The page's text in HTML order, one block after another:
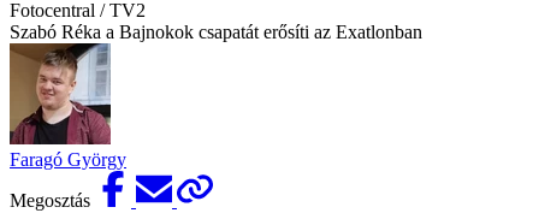
Fotocentral / TV2
Szabó Réka a Bajnokok csapatát erősíti az Exatlonban
Faragó György
Megosztás